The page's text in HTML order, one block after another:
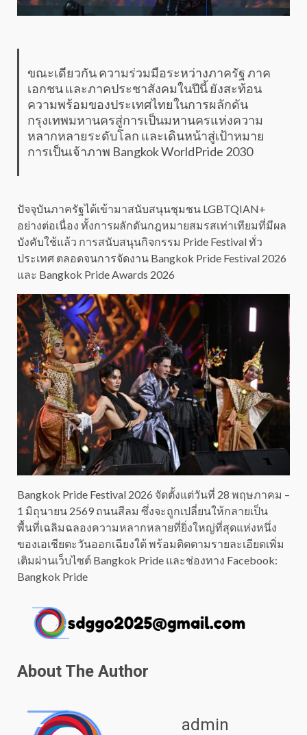
ขณะเดียวกัน ความร่วมมือระหว่างภาครัฐ ภาค
เอกชน และภาคประชาสังคมในปีนี้ ยังสะท้อน
ความพร้อมของประเทศไทยในการผลักดัน
กรุงเทพมหานครสู่การเป็นมหานครแห่งความ
หลากหลายระดับโลก และเดินหน้าสู่เป้าหมาย
การเป็นเจ้าภาพ Bangkok WorldPride 2030
ปัจจุบันภาครัฐได้เข้ามาสนับสนุนชุมชน LGBTQIAN+
อย่างต่อเนื่อง ทั้งการผลักดันกฎหมายสมรสเท่าเทียมที่มีผล
บังคับใช้แล้ว การสนับสนุนกิจกรรม Pride Festival ทั่ว
ประเทศ ตลอดจนการจัดงาน Bangkok Pride Festival 2026
และ Bangkok Pride Awards 2026
Bangkok Pride Festival 2026 จัดตั้งแต่วันที่ 28 พฤษภาคม –
1 มิถุนายน 2569 ถนนสีลม ซึ่งจะถูกเปลี่ยนให้กลายเป็น
พื้นที่เฉลิมฉลองความหลากหลายที่ยิ่งใหญ่ที่สุดแห่งหนึ่ง
ของเอเชียตะวันออกเฉียงใต้ พร้อมติดตามรายละเอียดเพิ่ม
เติมผ่านเว็บไซต์ Bangkok Pride และช่องทาง Facebook:
Bangkok Pride
About The Author
admin